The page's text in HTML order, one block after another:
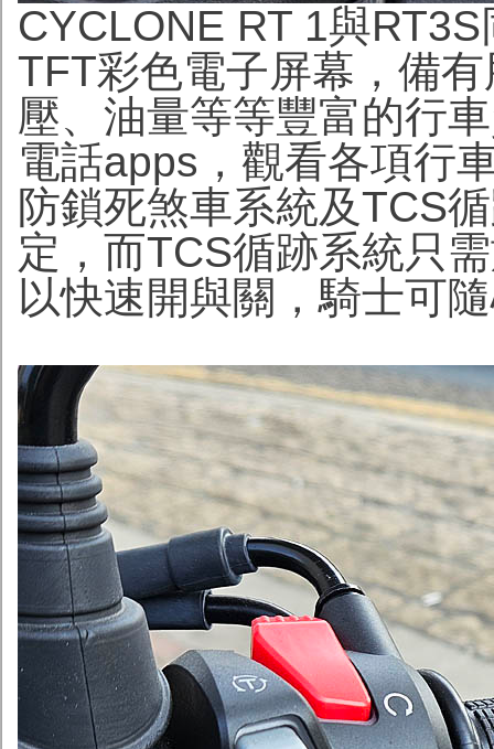
CYCLONE RT 1與
TFT彩色電子屏幕，備
壓、油量等等豐富的行
電話apps，觀看各項行
防鎖死煞車系統及TCS
定，而TCS循跡系統只
以快速開與關，騎士可